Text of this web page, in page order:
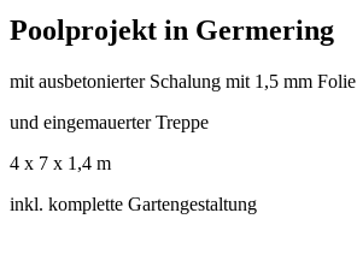
Poolprojekt in Germering
mit ausbetonierter Schalung mit 1,5 mm Folie
und eingemauerter Treppe
4 x 7 x 1,4 m
inkl. komplette Gartengestaltung